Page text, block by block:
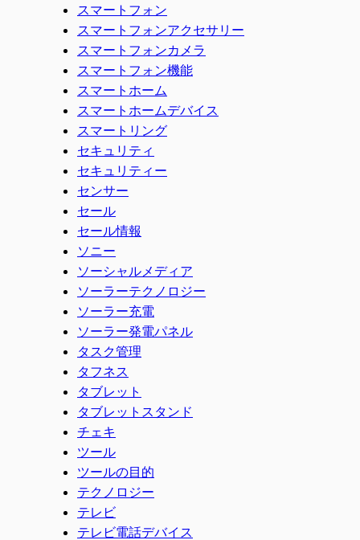
スマートフォン
スマートフォンアクセサリー
スマートフォンカメラ
スマートフォン機能
スマートホーム
スマートホームデバイス
スマートリング
セキュリティ
セキュリティー
センサー
セール
セール情報
ソニー
ソーシャルメディア
ソーラーテクノロジー
ソーラー充電
ソーラー発電パネル
タスク管理
タフネス
タブレット
タブレットスタンド
チェキ
ツール
ツールの目的
テクノロジー
テレビ
テレビ電話デバイス